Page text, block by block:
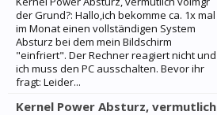
der Grund?: Hallo,ich bekomme ca. 1x mal
im Monat einen vollständigen System
Absturz bei dem mein Bildschirm
"einfriert". Der Rechner reagiert nicht und
ich muss den PC ausschalten. Bevor ihr
fragt: Leider...
Kernel Power Absturz, vermutlich